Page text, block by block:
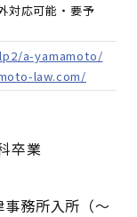
対応可能・要予
a-yamamoto/
law.com/
卒業
務所入所（～